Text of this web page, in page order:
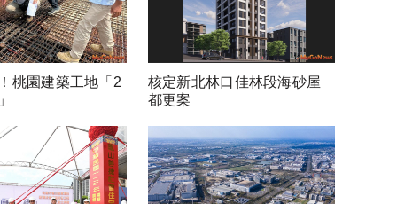
桃園建築工地「2
核定新北林口佳林段海砂屋
都更案